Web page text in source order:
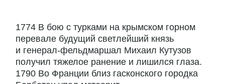
1774 В бою с турками на крымском горном
перевале будущий светлейший князь
и генерал-фельдмаршал Михаил Кутузов
получил тяжелое ранение и лишился глаза.
1790 Во Франции близ гасконского городка